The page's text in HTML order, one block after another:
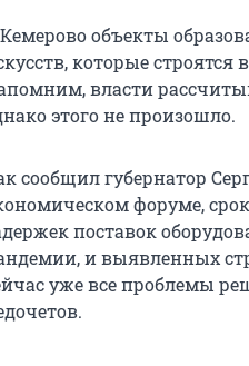
объекты
которые
власти
этого не произошло.
сообщил губернатор
форуме,
поставок
и выявленных
уже все проблемы